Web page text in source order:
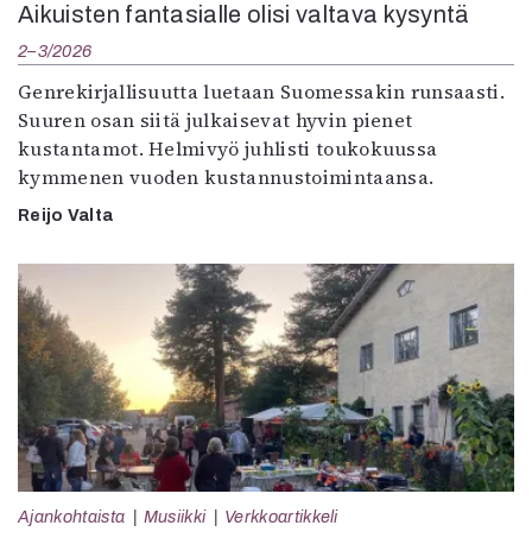
Aikuisten fantasialle olisi valtava kysyntä
2–3/2026
Genrekirjallisuutta luetaan Suomessakin runsaasti.
Suuren osan siitä julkaisevat hyvin pienet
kustantamot. Helmivyö juhlisti toukokuussa
kymmenen vuoden kustannustoimintaansa.
Reijo Valta
Ajankohtaista Musiikki Verkkoartikkeli